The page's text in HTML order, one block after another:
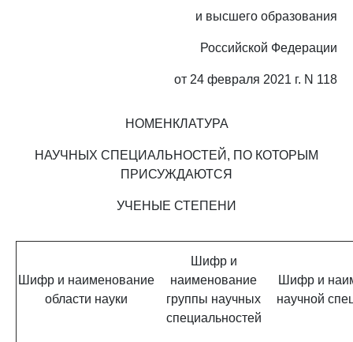
и высшего образования
Российской Федерации
от 24 февраля 2021 г. N 118
НОМЕНКЛАТУРА
НАУЧНЫХ СПЕЦИАЛЬНОСТЕЙ, ПО КОТОРЫМ
ПРИСУЖДАЮТСЯ
УЧЕНЫЕ СТЕПЕНИ
Шифр и наименование
области науки
Шифр и
наименование
группы научных
специальностей
Шифр и
научной